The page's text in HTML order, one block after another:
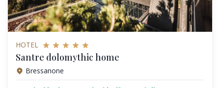
HOTEL
Santre dolomythic home
Bressanone